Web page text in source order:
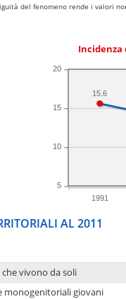
del fenomeno rende i valori
Incidenza
1991
5
10
15
20
15.6
AL 2011
vivono da soli
monogenitoriali giovani